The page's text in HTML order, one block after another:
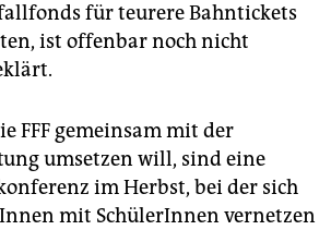
für teurere Bahntickets
ist offenbar noch nicht
FFF gemeinsam mit der
umsetzen will, sind eine
im Herbst, bei der sich
mit SchülerInnen vernetzen